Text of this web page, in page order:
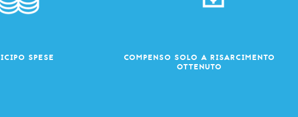
SPESE
COMPENSO SOLO A RISARCIMENTO
OTTENUTO